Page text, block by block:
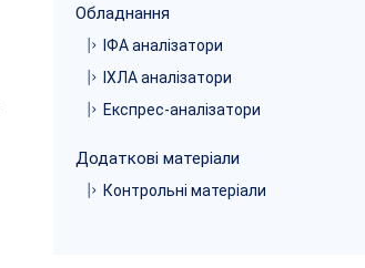
Обладнання
ІФА аналізатори
ІХЛА аналізатори
Експрес-аналізатори
Додаткові матеріали
Контрольні матеріали